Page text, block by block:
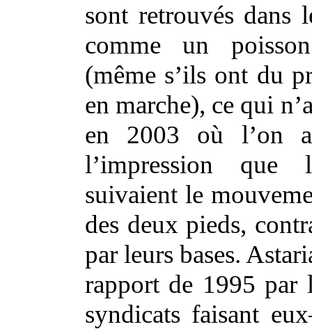
sont retrouvés dans
comme un
(même s’ils ont du
en marche), ce qui
en 2003 où l’on
l’impression que
suivaient le
des deux pieds,
par leurs bases.
rapport de 1995 par
syndicats faisant